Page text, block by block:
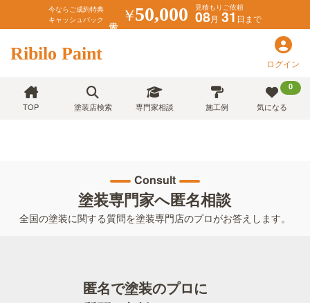
今ならご成約特典
キャッシュバック
￥50,000 見積もりご依頼
08月 31日まで
Ribilo Paint ログイン
TOP 塗装店検索 専門家相談 施工例
0
気になる
Consult
塗装専門家へ匿名相談
全国の塗装に関する質問を塗装専門店のプロがお答えします。
匿名で塗装のプロに